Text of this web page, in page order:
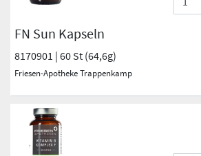
FN Sun Kapseln
8170901 | 60 St (64,6g)
Friesen-Apotheke Trappenkamp